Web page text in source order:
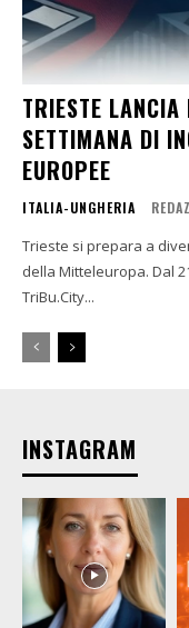
TRIESTE
SETTIMANA DI
EUROPEE
ITALIA-UNGHERIA
Trieste si prepara a
della Mitteleuropa. Dal
TriBu.City...
INSTAGRAM